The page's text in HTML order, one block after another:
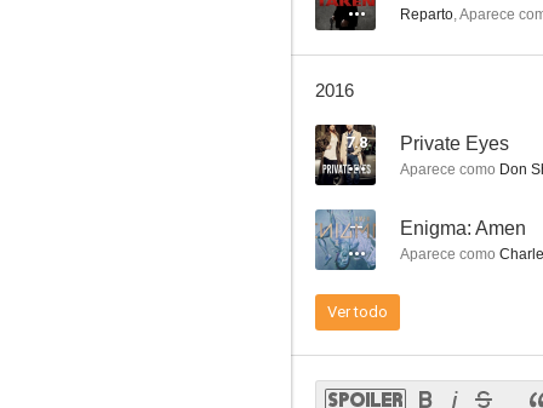
8.2
Reparto,Aparece
2016
7.8 Private Eyes
Aparece como Don
-- Enigma: Amen
Aparece como
Ver todo